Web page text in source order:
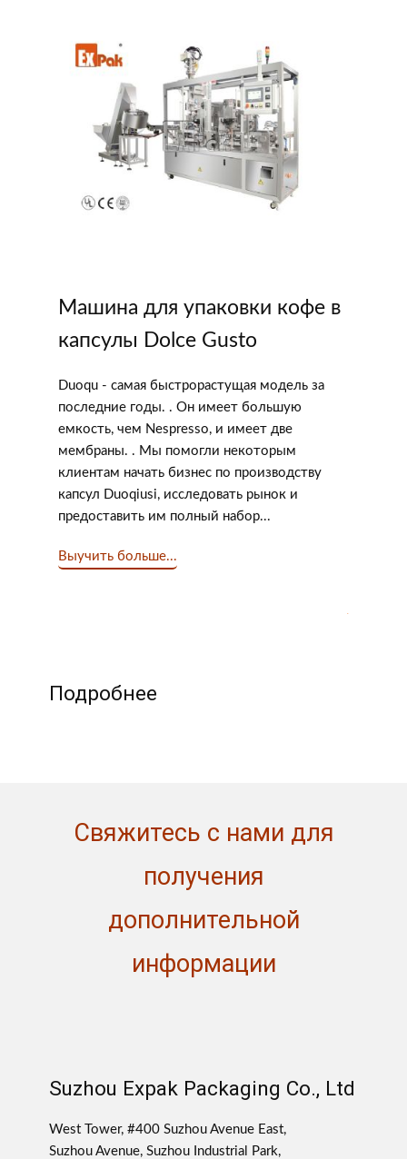
Машина для упаковки кофе в
капсулы Dolce Gusto
Duoqu - самая быстрорастущая модель за
последние годы. . Он имеет большую
емкость, чем Nespresso, и имеет две
мембраны. . Мы помогли некоторым
клиентам начать бизнес по производству
капсул Duoqiusi, исследовать рынок и
предоставить им полный набор...
Выучить больше...
.
Подробнее
Свяжитесь с нами для
получения
дополнительной
информации
Suzhou Expak Packaging Co., Ltd
West Tower, #400 Suzhou Avenue East,
Suzhou Avenue, Suzhou Industrial Park,